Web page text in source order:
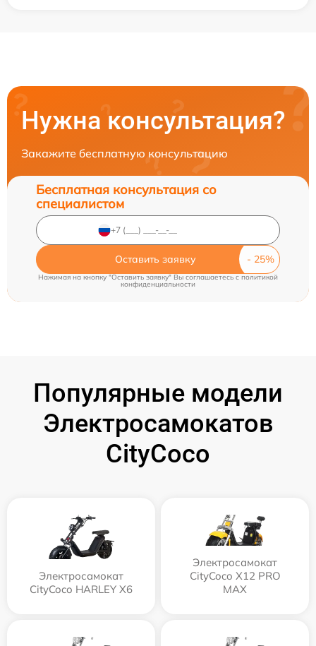
Нужна консультация?
Закажите бесплатную консультацию
Бесплатная консультация со
специалистом
Оставить заявку
Нажимая на кнопку "Оставить заявку" Вы соглашаетесь cполитикой
конфиденциальности
Популярные модели
Электросамокатов
CityCoco
Электросамокат
CityCoco HARLEY X6
Электросамокат
CityCoco X12 PRO
MAX